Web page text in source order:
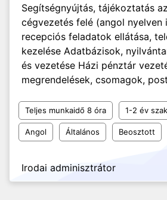
Segítségnyújtás, tájékoztatás
cégvezetés felé (angol nyelven
recepciós feladatok ellátása,
kezelése Adatbázisok,
és vezetése Házi pénztár
megrendelések, csomagok,
Teljes munkaidő 8 óra 1-2 év
Angol Általános Beosztott
Irodai adminisztrátor